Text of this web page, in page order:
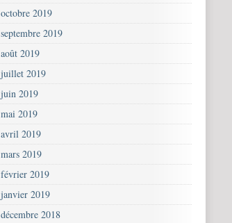
octobre 2019
septembre 2019
août 2019
juillet 2019
juin 2019
mai 2019
avril 2019
mars 2019
février 2019
janvier 2019
décembre 2018